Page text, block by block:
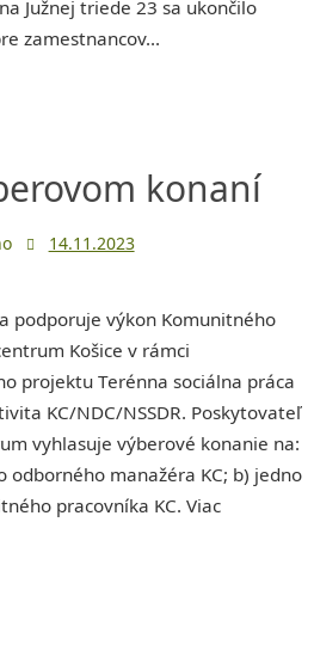
Južnej triede 23 sa ukončilo
zamestnancov…
konaní
14.11.2023
podporuje výkon Komunitného
Košice v rámci
projektu Terénna sociálna práca
KC/NDC/NSSDR. Poskytovateľ
vyhlasuje výberové konanie na:
odborného manažéra KC; b) jedno
pracovníka KC. Viac